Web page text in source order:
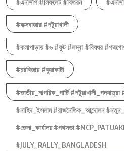
#কক্সবাজার #পটুয়াখালী
#কলাপাড়ায় #৬ #ফুট #লম্বা #বিষধর
#চরবিজায় #কুয়াকাটা
#জাতীয়_নাগরিক_পার্টি
#নাহিদ_ইসলাম #রাজনৈতিক_আন্দোলন
#জেলা_কার্যালয় #পথসভা
#JULY_RALLY_BANGLADESH